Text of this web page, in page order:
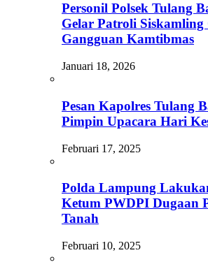
Personil Polsek Tulang
Gelar Patroli Siskamling
Gangguan Kamtibmas
Januari 18, 2026
Pesan Kapolres Tulang
Pimpin Upacara Hari
Februari 17, 2025
Polda Lampung
Ketum PWDPI Dugaan
Tanah
Februari 10, 2025